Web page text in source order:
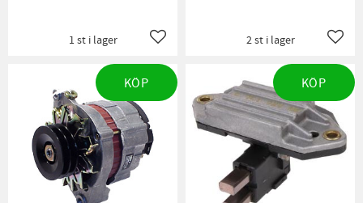
Lägg till i favoriter
1 st i lager 2 st i lager
KÖP KÖP